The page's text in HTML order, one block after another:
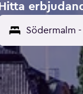
Hitta